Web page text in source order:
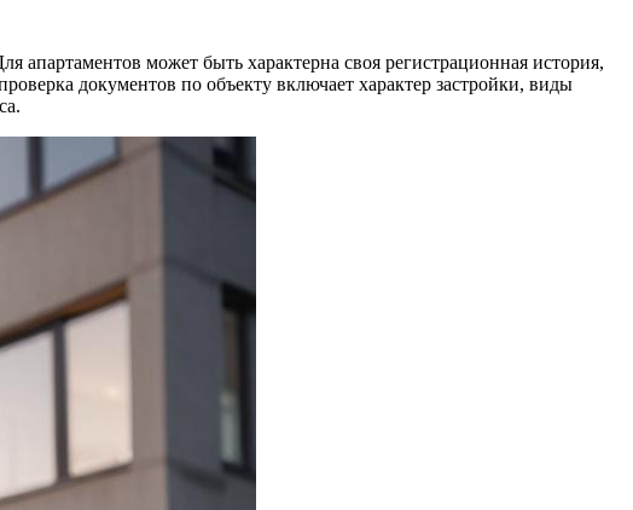
может быть характерна своя регистрационная история,
документов по объекту включает характер застройки, виды